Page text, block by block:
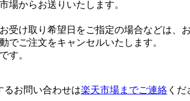
場からお送りいたします。
け取り希望日をご指定の場合などは、
でご注文をキャンセルいたします。
す。
お問い合わせは楽天市場までご連絡 くだ